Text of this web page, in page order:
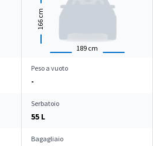
189 cm
166
cm
Peso a vuoto
-
Serbatoio
55 L
Bagagliaio